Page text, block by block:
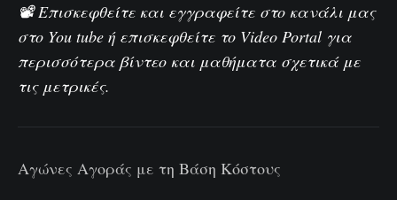
📽️ Επισκεφθείτε και εγγραφείτε στο κανάλι μας
στο You tube ή επισκεφθείτε το Video Portal για
περισσότερα βίντεο και μαθήματα σχετικά με
τις μετρικές.
Αγώνες Αγοράς με τη Βάση Κόστους